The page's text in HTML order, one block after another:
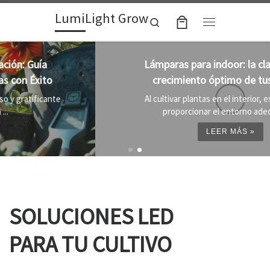
Skip to contentLumiLight Grow
Search
Lámparas para indoor: la clave para un
crecimiento óptimo de tus plantas
Al cultivar plantas en el interior, es importante
proporcionar el entorno adecuado ...
SOLUCIONES LED
PARA TU CULTIVO